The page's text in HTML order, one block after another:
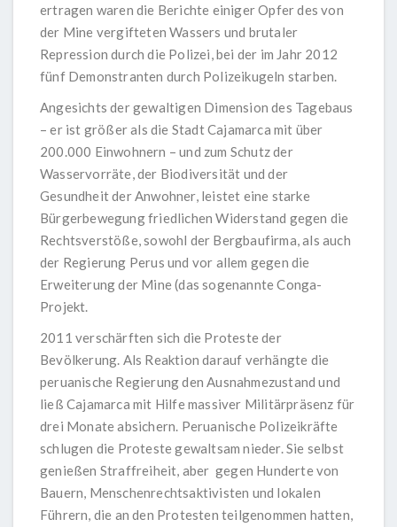
ertragen waren die Berichte einiger Opfer des von
der Mine vergifteten Wassers und brutaler
Repression durch die Polizei, bei der im Jahr 2012
fünf Demonstranten durch Polizeikugeln starben.
Angesichts der gewaltigen Dimension des Tagebaus
– er ist größer als die Stadt Cajamarca mit über
200.000 Einwohnern – und zum Schutz der
Wasservorräte, der Biodiversität und der
Gesundheit der Anwohner, leistet eine starke
Bürgerbewegung friedlichen Widerstand gegen die
Rechtsverstöße, sowohl der Bergbaufirma, als auch
der Regierung Perus und vor allem gegen die
Erweiterung der Mine (das sogenannte Conga-
Projekt.
2011 verschärften sich die Proteste der
Bevölkerung. Als Reaktion darauf verhängte die
peruanische Regierung den Ausnahmezustand und
ließ Cajamarca mit Hilfe massiver Militärpräsenz für
drei Monate absichern. Peruanische Polizeikräfte
schlugen die Proteste gewaltsam nieder. Sie selbst
genießen Straffreiheit, aber gegen Hunderte von
Bauern, Menschenrechtsaktivisten und lokalen
Führern, die an den Protesten teilgenommen hatten,